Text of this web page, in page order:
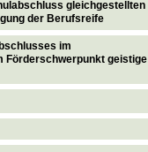
gleichgestellten
der Berufsreife
im
Förderschwerpunkt geistige